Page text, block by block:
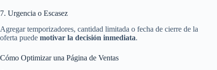
7. Urgencia o Escasez
Agregar temporizadores, cantidad limitada o fecha de cierre de la
oferta puede motivar la decisión inmediata.
Cómo Optimizar una Página de Ventas